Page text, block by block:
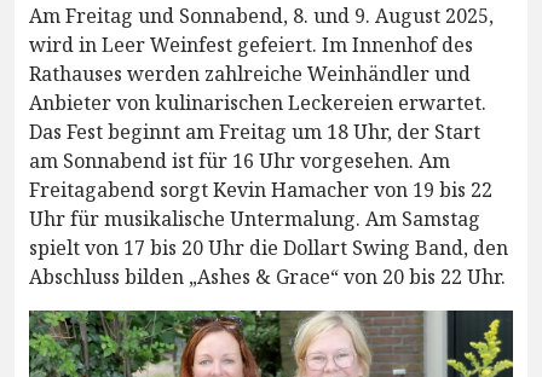
Am Freitag und Sonnabend, 8. und 9. August 2025,
wird in Leer Weinfest gefeiert. Im Innenhof des
Rathauses werden zahlreiche Weinhändler und
Anbieter von kulinarischen Leckereien erwartet.
Das Fest beginnt am Freitag um 18 Uhr, der Start
am Sonnabend ist für 16 Uhr vorgesehen. Am
Freitagabend sorgt Kevin Hamacher von 19 bis 22
Uhr für musikalische Untermalung. Am Samstag
spielt von 17 bis 20 Uhr die Dollart Swing Band, den
Abschluss bilden „Ashes & Grace“ von 20 bis 22 Uhr.